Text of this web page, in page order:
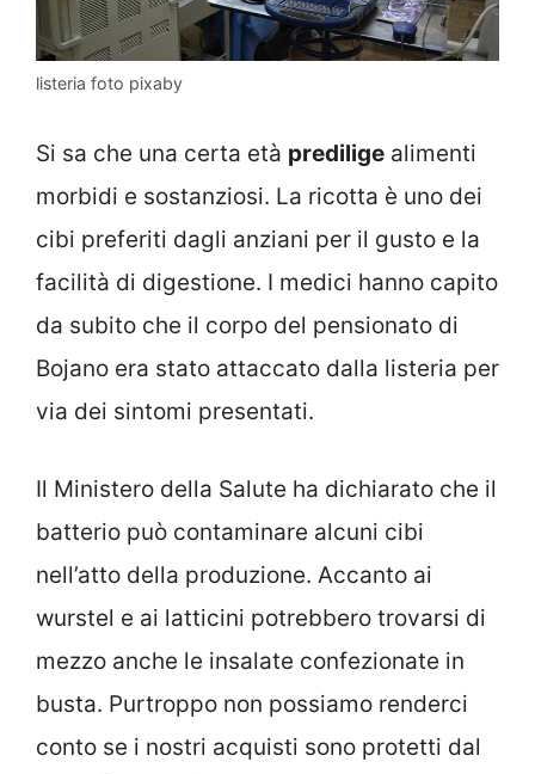
listeria foto pixaby
Si sa che una certa età predilige alimenti
morbidi e sostanziosi. La ricotta è uno dei
cibi preferiti dagli anziani per il gusto e la
facilità di digestione. I medici hanno capito
da subito che il corpo del pensionato di
Bojano era stato attaccato dalla listeria per
via dei sintomi presentati.
Il Ministero della Salute ha dichiarato che il
batterio può contaminare alcuni cibi
nell’atto della produzione. Accanto ai
wurstel e ai latticini potrebbero trovarsi di
mezzo anche le insalate confezionate in
busta. Purtroppo non possiamo renderci
conto se i nostri acquisti sono protetti dal